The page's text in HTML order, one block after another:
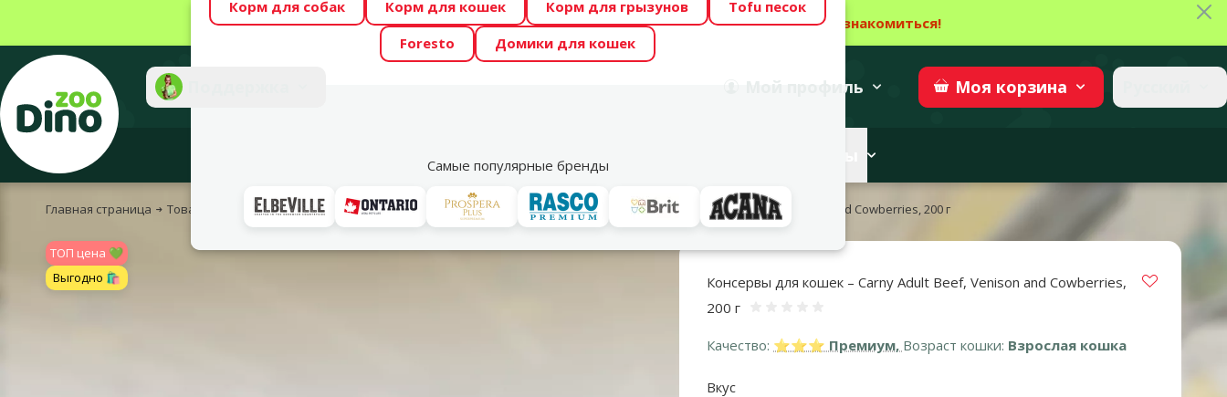
Весь месяц Dino Zoo предлагает отличные цены на ТОП-овые корма! 🍖 → Ознакомиться!
Фотоконкурс “GADA ŪSAIŅI”! Возможно Твой питомец станет звездой 2027 Участвовать
профиль Моя корзина
Корм для собак Корм для кошек Корм для грызунов
Tofu песок
Foresto
Домики для кошек
Самые популярные бренды
Акции
Главная страница Товары для кошек Корм и лакомства Консервы для кошек Для взрослых кошек Carny Adult Beef, Venison and Cowberries, 200 г
Консервы для кошек – Carny Adult Beef, Venison and Cowberries,
200 г
Качество: ⭐⭐⭐ Премиум, Возраст кошки: Взрослая кошка
Вкус
TOП цена 💚
Выгодно 🛍️